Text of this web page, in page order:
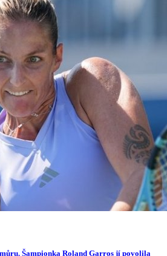
Šampionka Roland Garros jí povolila